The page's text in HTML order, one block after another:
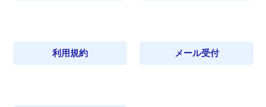
利用規約 メール受付